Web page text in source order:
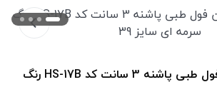
کالج وارداتی برون فول طبی پاشنه 3 سانت کد HS-17B رنگ